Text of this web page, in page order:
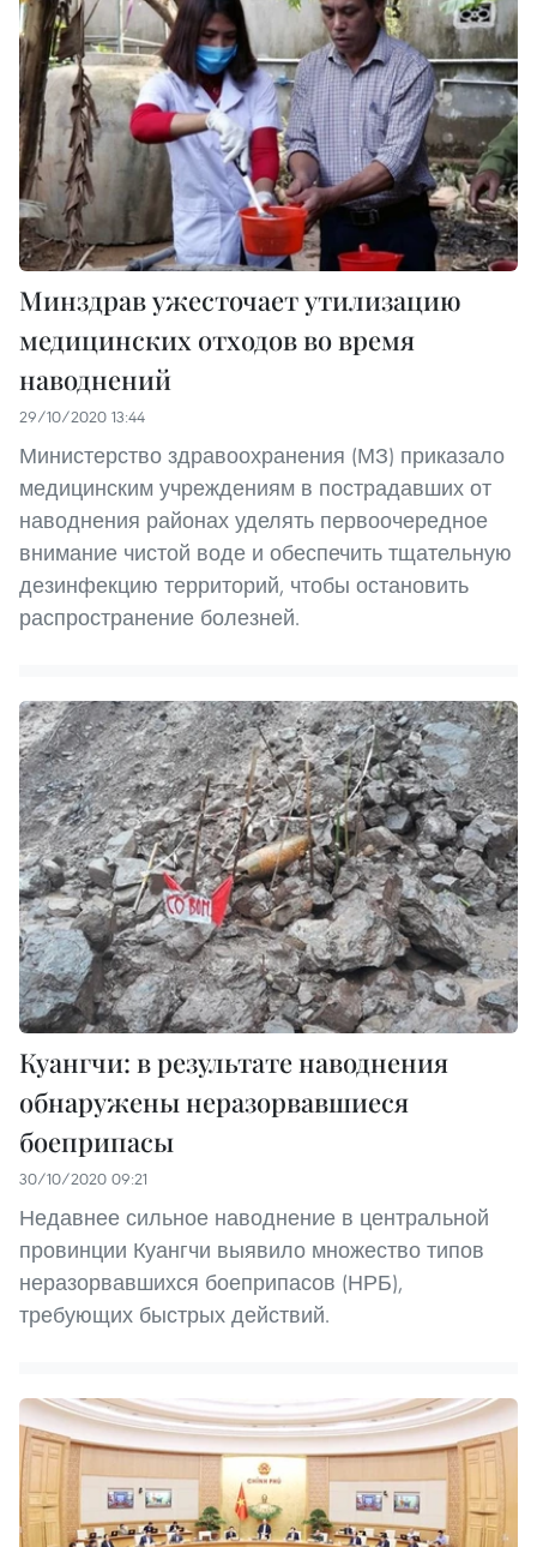
Минздрав ужесточает утилизацию
медицинских отходов во время
наводнений
29/10/2020 13:44
Министерство здравоохранения (МЗ) приказало
медицинским учреждениям в пострадавших от
наводнения районах уделять первоочередное
внимание чистой воде и обеспечить тщательную
дезинфекцию территорий, чтобы остановить
распространение болезней.
Куангчи: в результате наводнения
обнаружены неразорвавшиеся
боеприпасы
30/10/2020 09:21
Недавнее сильное наводнение в центральной
провинции Куангчи выявило множество типов
неразорвавшихся боеприпасов (НРБ),
требующих быстрых действий.